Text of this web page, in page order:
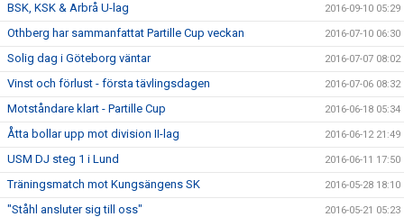
BSK, KSK & Arbrå U-lag 2016-09-10 05:29
Othberg har sammanfattat Partille Cup veckan 2016-07-10 06:30
Solig dag i Göteborg väntar 2016-07-07 08:02
Vinst och förlust - första tävlingsdagen 2016-07-06 08:32
Motståndare klart - Partille Cup 2016-06-18 05:34
Åtta bollar upp mot division II-lag 2016-06-12 21:49
USM DJ steg 1 i Lund 2016-06-11 17:50
Träningsmatch mot Kungsängens SK 2016-05-28 18:10
"Ståhl ansluter sig till oss" 2016-05-21 05:23